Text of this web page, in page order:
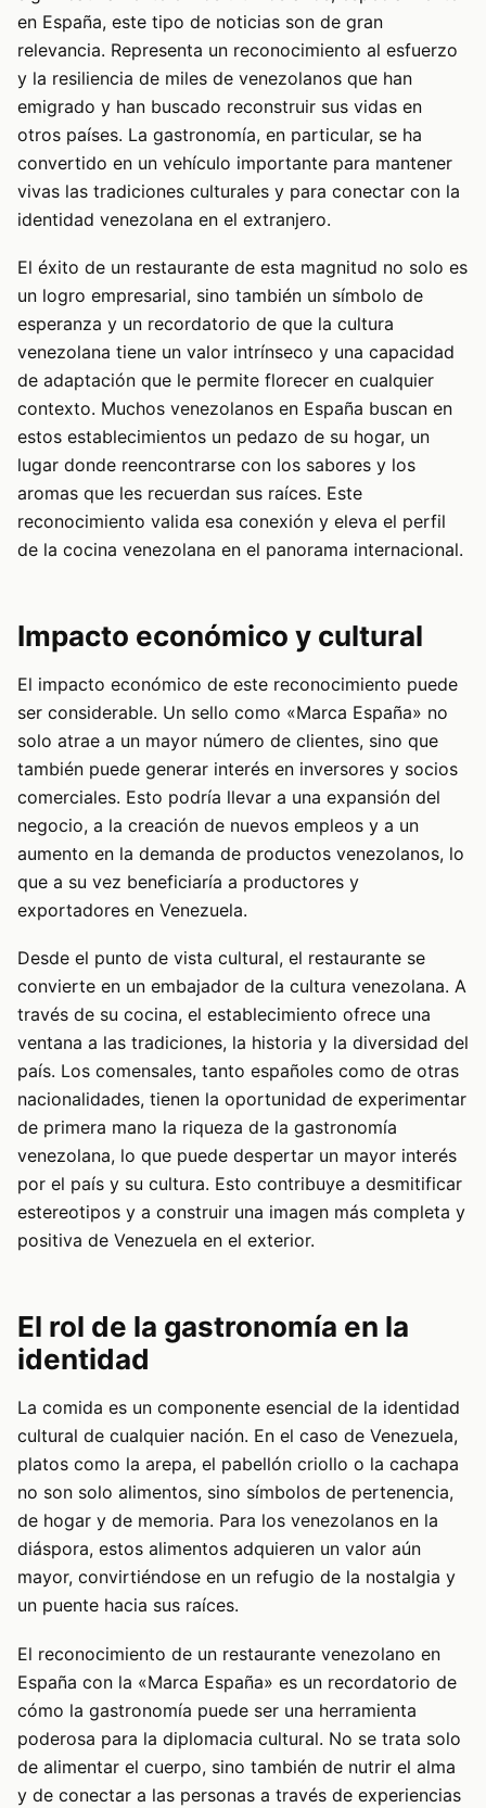
en España, este tipo de noticias son de gran
relevancia. Representa un reconocimiento al esfuerzo
y la resiliencia de miles de venezolanos que han
emigrado y han buscado reconstruir sus vidas en
otros países. La gastronomía, en particular, se ha
convertido en un vehículo importante para mantener
vivas las tradiciones culturales y para conectar con la
identidad venezolana en el extranjero.
El éxito de un restaurante de esta magnitud no solo es
un logro empresarial, sino también un símbolo de
esperanza y un recordatorio de que la cultura
venezolana tiene un valor intrínseco y una capacidad
de adaptación que le permite florecer en cualquier
contexto. Muchos venezolanos en España buscan en
estos establecimientos un pedazo de su hogar, un
lugar donde reencontrarse con los sabores y los
aromas que les recuerdan sus raíces. Este
reconocimiento valida esa conexión y eleva el perfil
de la cocina venezolana en el panorama internacional.
Impacto económico y cultural
El impacto económico de este reconocimiento puede
ser considerable. Un sello como «Marca España» no
solo atrae a un mayor número de clientes, sino que
también puede generar interés en inversores y socios
comerciales. Esto podría llevar a una expansión del
negocio, a la creación de nuevos empleos y a un
aumento en la demanda de productos venezolanos, lo
que a su vez beneficiaría a productores y
exportadores en Venezuela.
Desde el punto de vista cultural, el restaurante se
convierte en un embajador de la cultura venezolana. A
través de su cocina, el establecimiento ofrece una
ventana a las tradiciones, la historia y la diversidad del
país. Los comensales, tanto españoles como de otras
nacionalidades, tienen la oportunidad de experimentar
de primera mano la riqueza de la gastronomía
venezolana, lo que puede despertar un mayor interés
por el país y su cultura. Esto contribuye a desmitificar
estereotipos y a construir una imagen más completa y
positiva de Venezuela en el exterior.
El rol de la gastronomía en la
identidad
La comida es un componente esencial de la identidad
cultural de cualquier nación. En el caso de Venezuela,
platos como la arepa, el pabellón criollo o la cachapa
no son solo alimentos, sino símbolos de pertenencia,
de hogar y de memoria. Para los venezolanos en la
diáspora, estos alimentos adquieren un valor aún
mayor, convirtiéndose en un refugio de la nostalgia y
un puente hacia sus raíces.
El reconocimiento de un restaurante venezolano en
España con la «Marca España» es un recordatorio de
cómo la gastronomía puede ser una herramienta
poderosa para la diplomacia cultural. No se trata solo
de alimentar el cuerpo, sino también de nutrir el alma
y de conectar a las personas a través de experiencias